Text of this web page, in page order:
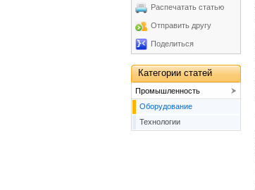
Распечатать статью
Отправить другу
Поделиться
Категории статей
Промышленность
Оборудование
Технологии